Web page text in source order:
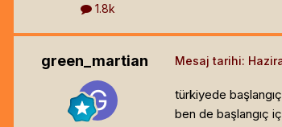
1.8k
green_martian Mesaj tarihi:
türkiyede
ben de başlangıç